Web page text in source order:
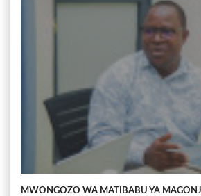
MWONGOZO WA MATIBABU YA